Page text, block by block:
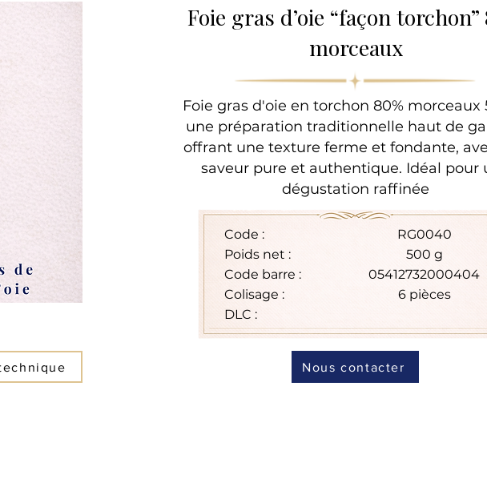
Foie gras d’oie “façon torchon”
morceaux
Foie gras d'oie en torchon 80% morceaux
une préparation traditionnelle haut de
offrant une texture ferme et fondante,
saveur pure et authentique. Idéal pour
dégustation raffinée
Code :
Poids net :
Code barre :
Colisage :
DLC :
RG0040
500 g
05412732000404
6 pièces
Nous contacter